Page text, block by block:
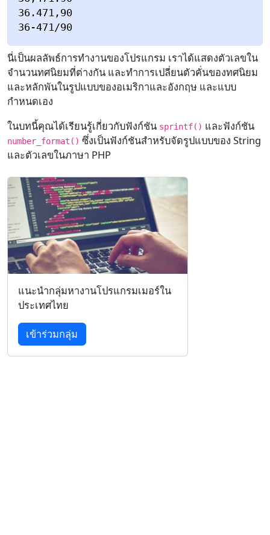
36.471,90
36-471/90
นี่เป็นผลลัพธ์การทำงานของโปรแกรม เราได้แสดงตัวเลขใน
จำนวนทศนิยมที่ต่างกัน และทำการเปลี่ยนตัวคั่นของทศนิยม
และหลักพันในรูปแบบของอเมริกาและอังกฤษ และแบบ
กำหนดเอง
ในบทนี้คุณได้เรียนรู้เกี่ยวกับฟังก์ชัน sprintf() และฟังก์ชัน
number_format() ซึ่งเป็นฟังก์ชันสำหรับจัดรูปแบบของ String
และตัวเลขในภาษา PHP
แนะนำกลุ่มหางานโปรแกรมเมอร์ใน
ประเทศไทย
เข้าร่วมกลุ่ม